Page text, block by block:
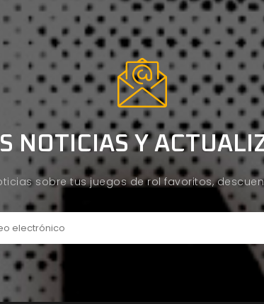
NOTICIAS Y
sobre tus juegos de rol favoritos,